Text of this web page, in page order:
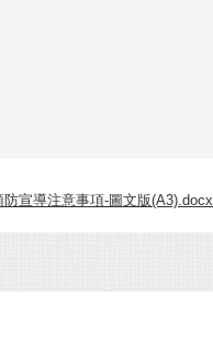
宣導注意事項-圖文版(A3).docx